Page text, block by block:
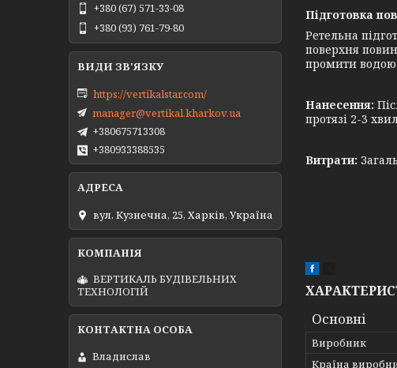
Підготовка
Ретельна
поверхня
промити водою
Нанесення:
протязі 2-3
Витрати:
Основні
Виробник
Країна
+380 (67) 571-33-08
+380 (93) 761-79-80
https://vertikalstar.com/
manager@vertikal.kharkov.ua
+380675713308
+380933388535
вул. Кузнечна, 25, Харків, Україна
ВЕРТИКАЛЬ БУДІВЕЛЬНИХ
ТЕХНОЛОГІЙ
Владислав